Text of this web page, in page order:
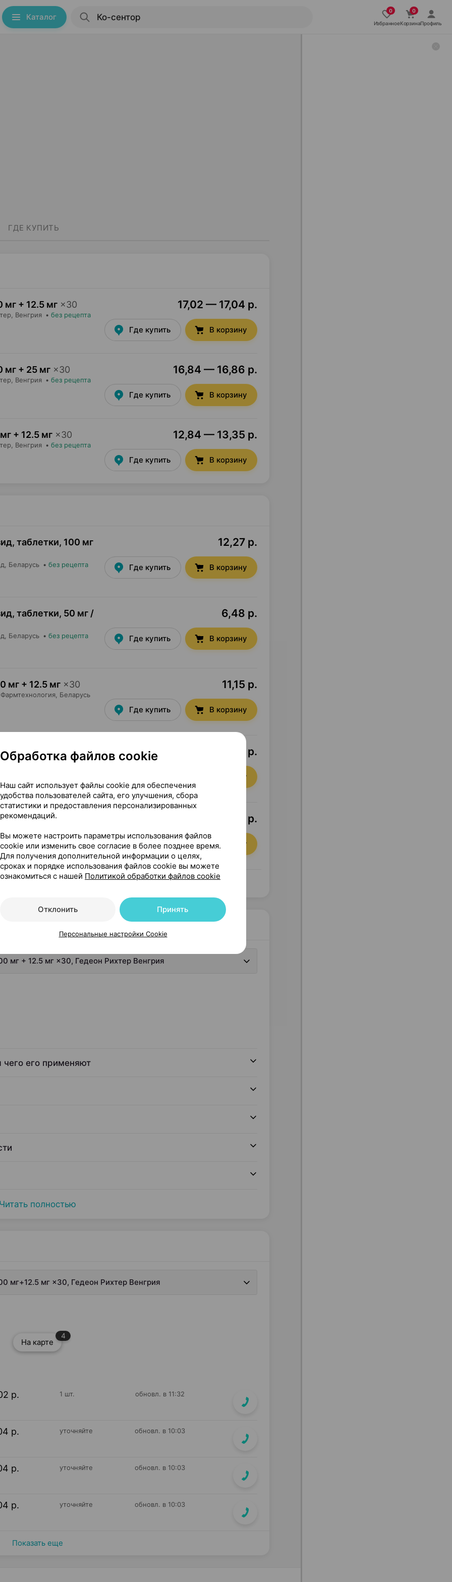
Каталог
ИзбранноеКорзинаПрофиль
ГДЕ КУПИТЬ
мг + 12.5 мг ×30
, Венгрия • без рецепта
17,02 — 17,04 р.
Где купить В корзину
мг + 25 мг ×30
, Венгрия • без рецепта
16,84 — 16,86 р.
Где купить В корзину
+ 12.5 мг ×30
, Венгрия • без рецепта
12,84 — 13,35 р.
Где купить В корзину
таблетки, 100 мг
, Беларусь • без рецепта
12,27 р.
Где купить В корзину
таблетки, 50 мг /
, Беларусь • без рецепта
6,48 р.
Где купить В корзину
мг + 12.5 мг ×30
Фармтехнология , Беларусь
11,15 р.
Где купить В корзину
мг + 25 мг×30
Фармтехнология, Беларусь
12,00 р.
В корзину
мг + 12.5 мг× 6,27 — 10,20 р.
Где купить В корзину
мг + 12.5 мг ×30, Гедеон Рихтер Венгрия
чего его применяют
Читать полностью
мг+12.5 мг ×30, Гедеон Рихтер Венгрия
На карте
4
р. 1 шт. обновл. в 11:32
р. уточняйте обновл. в 10:03
р. уточняйте обновл. в 10:03
р. уточняйте обновл. в 10:03
Показать еще
Обработка файлов cookie
Наш сайт использует файлы cookie для обеспечения
удобства пользователей сайта, его улучшения, сбора
статистики и предоставления персонализированных
рекомендаций.
Вы можете настроить параметры использования файлов
cookie или изменить свое согласие в более позднее время.
Для получения дополнительной информации о целях,
сроках и порядке использования файлов cookie вы можете
ознакомиться с нашей Политикой обработки файлов cookie
Отклонить Принять
Персональные настройки Cookie